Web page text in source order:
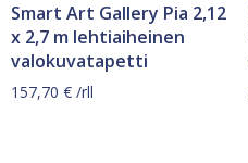
Smart Art Gallery Pia 2,12
x 2,7 m lehtiaiheinen
valokuvatapetti
157,70 € /rll